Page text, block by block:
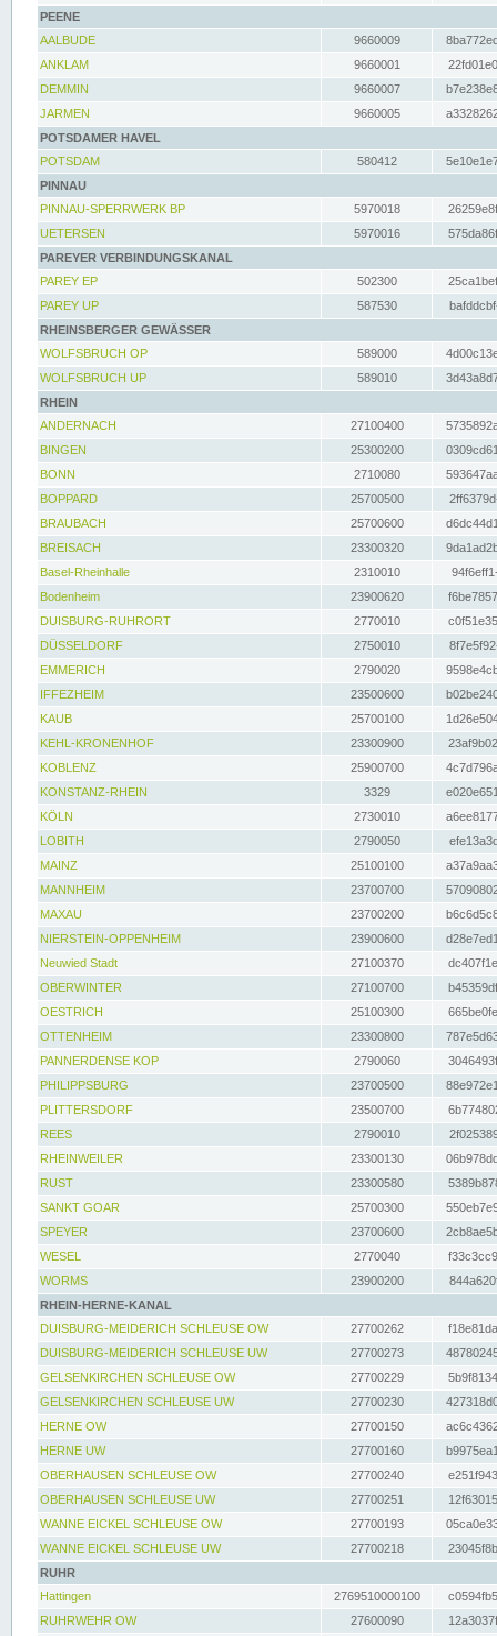
PEENE
AALBUDE
9660009
ANKLAM
9660001
DEMMIN
9660007
JARMEN
9660005
POTSDAMER HAVEL
POTSDAM
580412
PINNAU
PINNAU-SPERRWERK BP
5970018
UETERSEN
5970016
PAREYER VERBINDUNGSKANAL
PAREY EP
502300
PAREY UP
587530
RHEINSBERGER GEWÄSSER
WOLFSBRUCH OP
589000
WOLFSBRUCH UP
589010
RHEIN
ANDERNACH
27100400
BINGEN
25300200
BONN
2710080
BOPPARD
25700500
BRAUBACH
25700600
BREISACH
23300320
Basel-Rheinhalle
2310010
Bodenheim
23900620
DUISBURG-RUHRORT
2770010
DÜSSELDORF
2750010
EMMERICH
2790020
IFFEZHEIM
23500600
KAUB
25700100
KEHL-KRONENHOF
23300900
KOBLENZ
25900700
KONSTANZ-RHEIN
3329
KÖLN
2730010
LOBITH
2790050
MAINZ
25100100
MANNHEIM
23700700
MAXAU
23700200
NIERSTEIN-OPPENHEIM
23900600
Neuwied Stadt
27100370
OBERWINTER
27100700
OESTRICH
25100300
OTTENHEIM
23300800
PANNERDENSE KOP
2790060
PHILIPPSBURG
23700500
PLITTERSDORF
23500700
REES
2790010
RHEINWEILER
23300130
RUST
23300580
SANKT GOAR
25700300
SPEYER
23700600
WESEL
2770040
WORMS
23900200
RHEIN-HERNE-KANAL
DUISBURG-MEIDERICH SCHLEUSE OW
27700262
DUISBURG-MEIDERICH SCHLEUSE UW
27700273
GELSENKIRCHEN SCHLEUSE OW
27700229
GELSENKIRCHEN SCHLEUSE UW
27700230
HERNE OW
27700150
HERNE UW
27700160
OBERHAUSEN SCHLEUSE OW
27700240
OBERHAUSEN SCHLEUSE UW
27700251
WANNE EICKEL SCHLEUSE OW
27700193
WANNE EICKEL SCHLEUSE UW
27700218
RUHR
Hattingen
2769510000100
RUHRWEHR OW
27600090